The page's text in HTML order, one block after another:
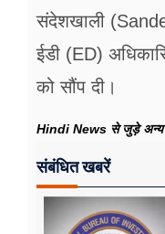
संदेशखाली
ईडी (ED)
को सौंप दी।
Hindi News से जुड़े अन्य
संबंधित खबरें